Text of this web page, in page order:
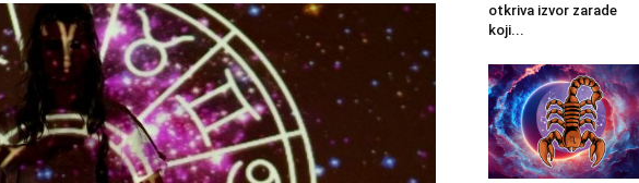
otkriva izvor zarade
koji...